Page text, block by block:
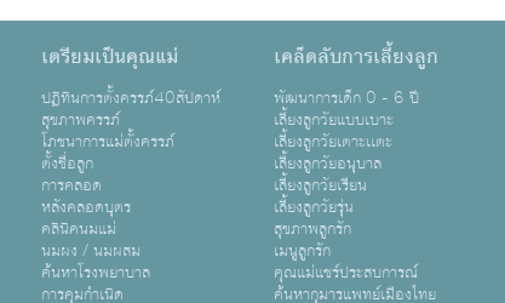
เตรียมเป็นคุณแม่
ปฏิทินการตั้งครรภ์40สัปดาห์
สุขภาพครรภ์
โภชนาการแม่ตั้งครรภ์
ตั้งชื่อลูก
การคลอด
หลังคลอดบุตร
คลินิคนมแม่
นมผง / นมผสม
ค้นหาโรงพยาบาล
การคุมกำเนิด
เคล็ดลับการเลี้ยงลูก
พัฒนาการเด็ก 0 - 6 ปี
เลี้ยงลูกวัยแบบเบาะ
เลี้ยงลูกวัยเตาะเเตะ
เลี้ยงลูกวัยอนุบาล
เลี้ยงลูกวัยเรียน
เลี้ยงลูกวัยรุ่น
สุขภาพลูกรัก
เมนูลูกรัก
คุณแม่แชร์ประสบการณ์
ค้นหากุมารแพทย์เมืองไทย